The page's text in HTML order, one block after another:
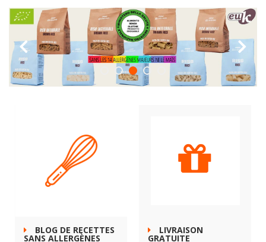
BLOG DE RECETTES
SANS ALLERGÈNES
LIVRAISON
GRATUITE